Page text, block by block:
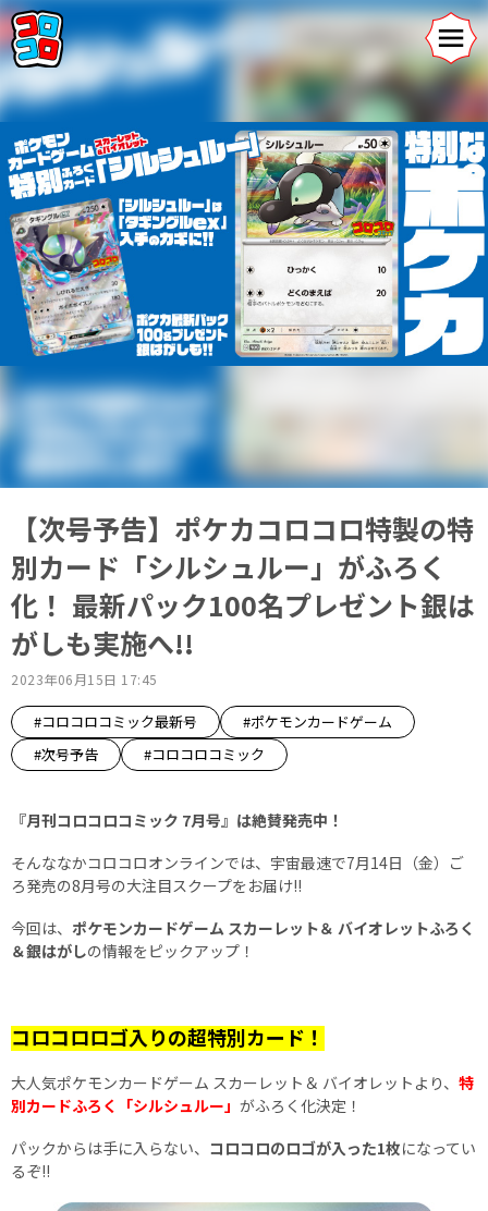
【次号予告】ポケカコロコロ特製の特
別カード「シルシュルー」がふろく
化！ 最新パック100名プレゼント銀は
がしも実施へ!!
2023年06月15日 17:45
#コロコロコミック最新号
#ポケモンカードゲーム
#次号予告
#コロコロコミック
『月刊コロコロコミック 7月号』は絶賛発売中！
そんななかコロコロオンラインでは、宇宙最速で7月14日（金）ご
ろ発売の8月号の大注目スクープをお届け!!
今回は、 ポケモンカードゲーム スカーレット＆ バイオレットふろく
＆銀はがしの情報をピックアップ！
コロコロロゴ入りの超特別カード！
大人気ポケモンカードゲーム スカーレット＆ バイオレットより、 特
別カードふろく「シルシュルー」 がふろく化決定！
パックからは手に入らない、 コロコロのロゴが入った1枚になってい
るぞ!!